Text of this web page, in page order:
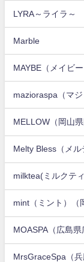
LYRA～ライラ～
Marble
MAYBE（メイビー
mazioraspa（マジ
MELLOW（岡山県
Melty Bless（メル
milktea(ミルクテ
mint（ミント）（
MOASPA（広島県
MrsGraceSpa（兵